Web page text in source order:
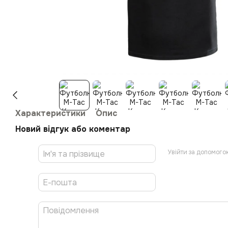
Характеристики
Опис
Новий відгук або коментар
Увійти за